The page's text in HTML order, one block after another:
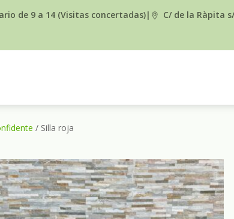
de 9 a 14 (Visitas concertadas)| C/ de la Ràpita
/ Silla roja